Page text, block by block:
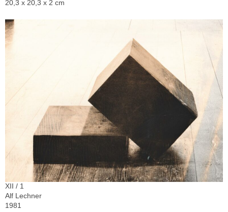
20,3 x 20,3 x 2 cm
XII / 1
Alf Lechner
1981